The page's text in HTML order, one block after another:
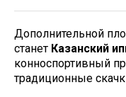
Дополнительной
станет Казанский
конноспортивный
традиционные